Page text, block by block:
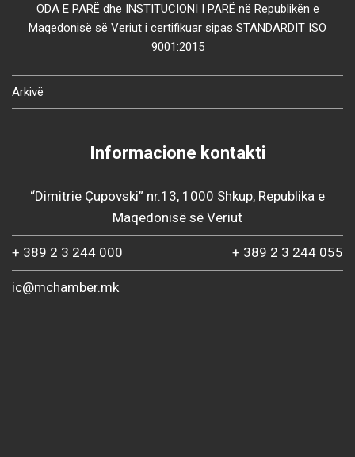
ODA E PARË dhe INSTITUCIONI I PARË në Republikën e
Maqedonisë së Veriut i certifikuar sipas STANDARDIT ISO
9001:2015
Arkivë
Informacione kontakti
“Dimitrie Çupovski” nr.13, 1000 Shkup, Republika e
Maqedonisë së Veriut
+ 389 2 3 244 000 + 389 2 3 244 055
ic@mchamber.mk